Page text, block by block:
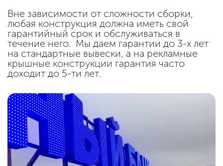
Вне зависимости от сложности сборки,
любая конструкция должна иметь свой
гарантийный срок и обслуживаться в
течение него. Мы даем гарантии до 3-х лет
на стандартные вывески, а на рекламные
крышные конструкции гарантия часто
доходит до 5-ти лет.